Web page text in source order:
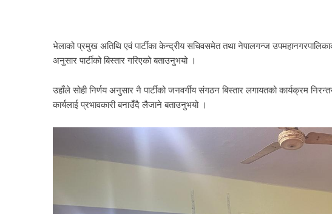
भेलाको प्रमुख अतिथि एवं पार्टीका केन्द्रीय सचिवसमेत तथा नेपालगन्ज
अनुसार पार्टीको बिस्तार गरिएको बताउनुभयो ।
उहाँले सोही निर्णय अनुसार नै पार्टीको जनवर्गीय संगठन बिस्तार लगायतको कार्यक्रम
कार्यलाई प्रभावकारी बनाउँदै लैजाने बताउनुभयो ।